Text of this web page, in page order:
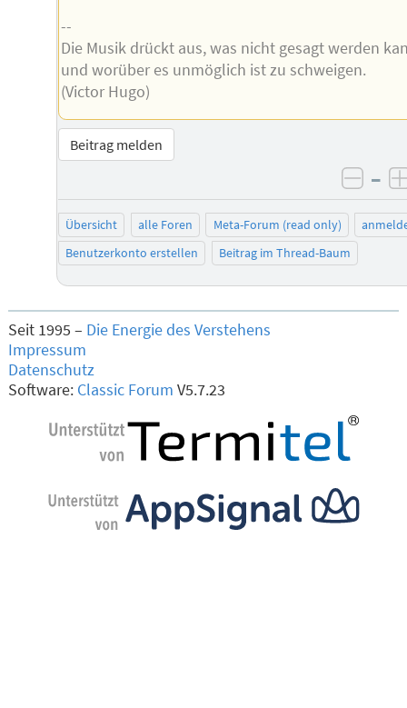
--
Die Musik drückt aus, was nicht gesagt werden
und worüber es unmöglich ist zu schweigen.
(Victor Hugo)
Beitrag melden
–
Übersicht alle Foren Meta-Forum (read only)
Benutzerkonto erstellen
Beitrag im Thread-Baum
Seit 1995 – Die Energie des Verstehens
Impressum
Datenschutz
Software: Classic Forum V5.7.23